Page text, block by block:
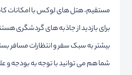
مستقیم، هتل های لوکس با امکانات
برای بازدید از جاذبه های گردشگری
بیشتر به سبک سفر و انتظارات مسافر
شما هم می توانید با توجه به بودجه و